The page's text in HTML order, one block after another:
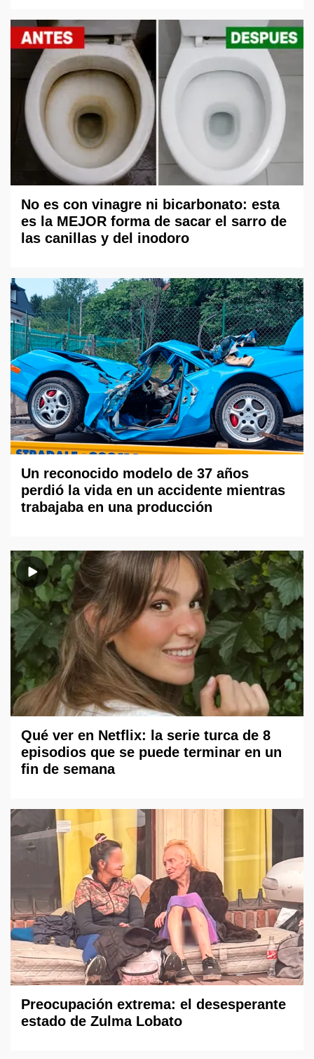
No es con vinagre ni bicarbonato: esta
es la MEJOR forma de sacar el sarro de
las canillas y del inodoro
Un reconocido modelo de 37 años
perdió la vida en un accidente mientras
trabajaba en una producción
Qué ver en Netflix: la serie turca de 8
episodios que se puede terminar en un
fin de semana
Preocupación extrema: el desesperante
estado de Zulma Lobato